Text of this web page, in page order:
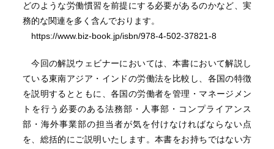
どのような労働慣習を前提にする必要があるのかなど、実
務的な関連を多く含んでおります。
https://www.biz-book.jp/isbn/978-4-502-37821-8
今回の解説ウェビナーにおいては、本書において解説し
ている東南アジア・インドの労働法を比較し、各国の特徴
を説明するとともに、各国の労働者を管理・マネージメン
トを行う必要のある法務部・人事部・コンプライアンス
部・海外事業部の担当者が気を付けなければならない点
を、総括的にご説明いたします。本書をお持ちではない方